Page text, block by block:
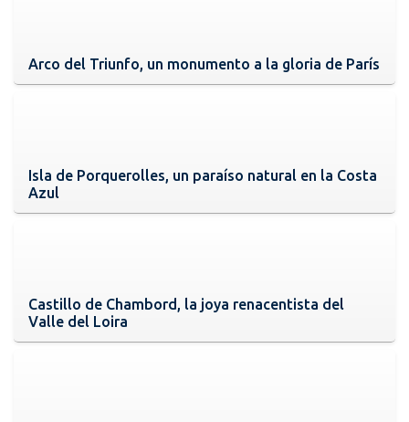
Arco del Triunfo, un monumento a la gloria de París
Isla de Porquerolles, un paraíso natural en la Costa
Azul
Castillo de Chambord, la joya renacentista del
Valle del Loira